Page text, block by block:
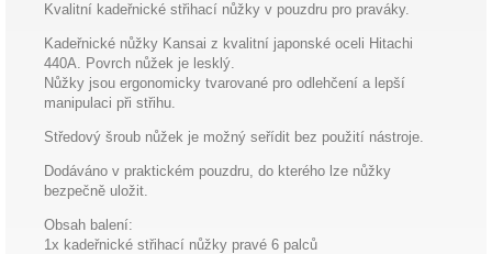
Kvalitní kadeřnické střihací nůžky v pouzdru pro praváky.
Kadeřnické nůžky Kansai z kvalitní japonské oceli Hitachi
440A. Povrch nůžek je lesklý.
Nůžky jsou ergonomicky tvarované pro odlehčení a lepší
manipulaci při střihu.
Středový šroub nůžek je možný seřídit bez použití nástroje.
Dodáváno v praktickém pouzdru, do kterého lze nůžky
bezpečně uložit.
Obsah balení:
1x kadeřnické střihací nůžky pravé 6 palců